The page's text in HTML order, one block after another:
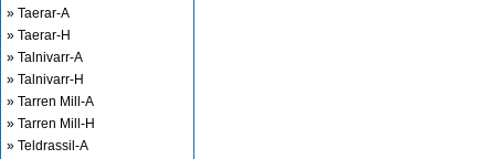
» Taerar-A
» Taerar-H
» Talnivarr-A
» Talnivarr-H
» Tarren Mill-A
» Tarren Mill-H
» Teldrassil-A